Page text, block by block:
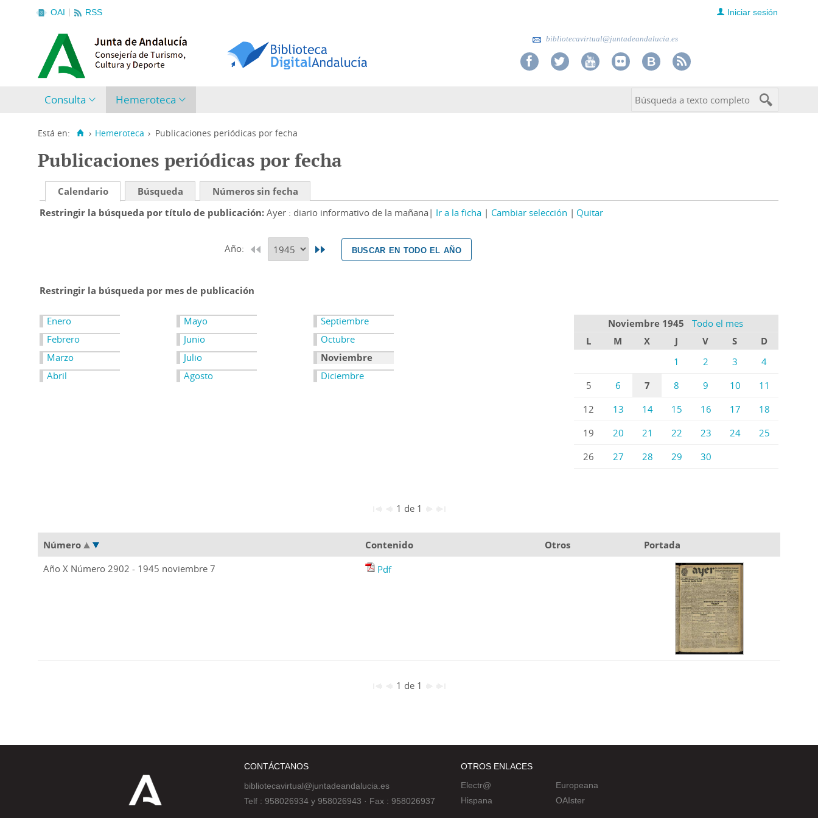
OAI RSS Iniciar sesión
bibliotecavirtual@juntadeandalucia.es
Consulta Hemeroteca
Está en: › Hemeroteca › Publicaciones periódicas por fecha
Publicaciones periódicas por fecha
Calendario Búsqueda
Números sin fecha
Restringir la búsqueda por título de publicación Ayer : diario informativo de la mañana Ir a la ficha Cambiar selección Quitar
Año: buscar en todo el año
Restringir la búsqueda por mes de publicación
Enero
Febrero
Marzo
Abril
Mayo
Junio
Julio
Agosto
Septiembre
Octubre
Noviembre
Diciembre
Noviembre 1945
Todo el mes
L
M X J V S
D
1
2 3
4
5
6 7 8 9 10
11
12
13 14 15 16 17
18
19
20 21 22 23 24
25
26
27 28 29 30
1 de 1
Número Contenido Otros
Portada
Año X Número 2902 - 1945 noviembre 7
Pdf
1 de 1
CONTÁCTANOS
bibliotecavirtual@juntadeandalucia.es
Telf : 958026934 y 958026943 · Fax : 958026937
OTROS ENLACES
Electr@
Hispana
Europeana
OAIster